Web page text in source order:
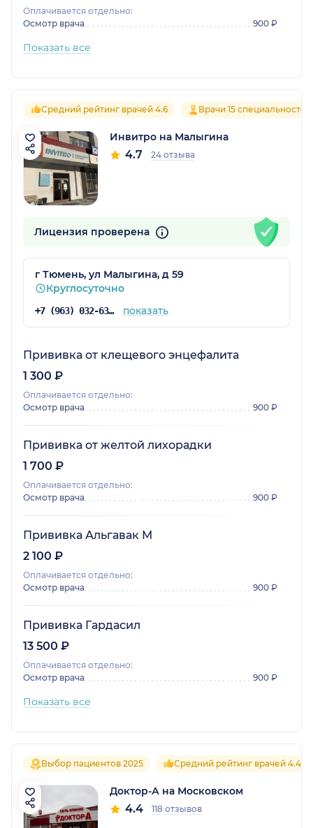
Оплачивается отдельно:
Осмотр врача
900 ₽
Показать все
Средний рейтинг врачей 4.6 Врачи 15 специальностей
Инвитро на Малыгина
4.7 24 отзыва
Лицензия проверена
г Тюмень, ул Малыгина, д 59
Круглосуточно
+7 (963) 032-63-92 показать
Прививка от клещевого энцефалита
1 300 ₽
Оплачивается отдельно:
Осмотр врача
900 ₽
Прививка от желтой лихорадки
1 700 ₽
Оплачивается отдельно:
Осмотр врача
900 ₽
Прививка Альгавак М
2 100 ₽
Оплачивается отдельно:
Осмотр врача
900 ₽
Прививка Гардасил
13 500 ₽
Оплачивается отдельно:
Осмотр врача
900 ₽
Показать все
Выбор пациентов 2025 Средний рейтинг врачей 4.4
Доктор-А на Московском
4.4 118 отзывов